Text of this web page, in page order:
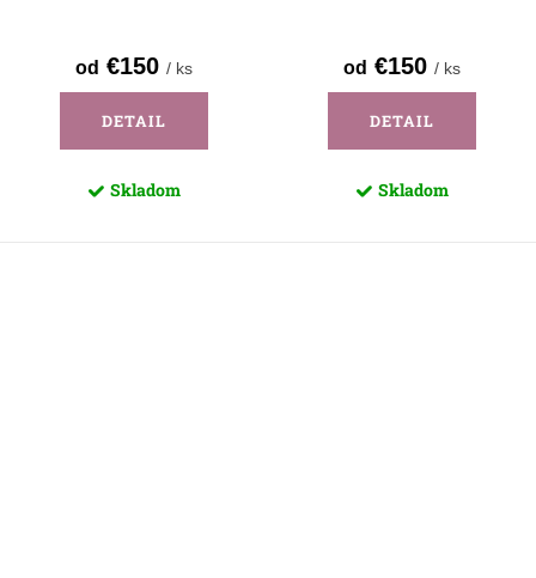
od €150 / ks
DETAIL
Skladom
od €150 / ks
DETAIL
Skladom